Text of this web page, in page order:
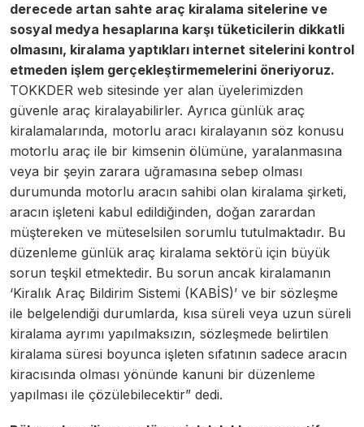
derecede artan sahte araç kiralama sitelerine ve
sosyal medya hesaplarına karşı tüketicilerin dikkatli
olmasını, kiralama yaptıkları internet sitelerini kontrol
etmeden işlem gerçekleştirmemelerini öneriyoruz.
TOKKDER web sitesinde yer alan üyelerimizden
güvenle araç kiralayabilirler. Ayrıca günlük araç
kiralamalarında, motorlu aracı kiralayanın söz konusu
motorlu araç ile bir kimsenin ölümüne, yaralanmasına
veya bir şeyin zarara uğramasına sebep olması
durumunda motorlu aracın sahibi olan kiralama şirketi,
aracın işleteni kabul edildiğinden, doğan zarardan
müştereken ve müteselsilen sorumlu tutulmaktadır. Bu
düzenleme günlük araç kiralama sektörü için büyük
sorun teşkil etmektedir. Bu sorun ancak kiralamanın
‘Kiralık Araç Bildirim Sistemi (KABİS)’ ve bir sözleşme
ile belgelendiği durumlarda, kısa süreli veya uzun süreli
kiralama ayrımı yapılmaksızın, sözleşmede belirtilen
kiralama süresi boyunca işleten sıfatının sadece aracın
kiracısında olması yönünde kanuni bir düzenleme
yapılması ile çözülebilecektir” dedi.